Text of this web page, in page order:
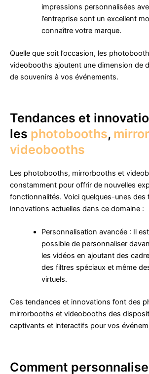
impressions personnalisées
l’entreprise sont un excellent
connaître votre marque.
Quelle que soit l’occasion, les
videobooths ajoutent une dimension de
de souvenirs à vos événements.
Tendances et
les photobooths,
videobooths
Les photobooths, mirrorbooths et
constamment pour offrir de nouvelles
fonctionnalités. Voici quelques-unes des
innovations actuelles dans ce domaine :
Personnalisation avancée : Il
possible de personnaliser
les vidéos en ajoutant des
des filtres spéciaux et même
virtuels.
Ces tendances et innovations font des
mirrorbooths et videobooths des
captivants et interactifs pour vos
Comment